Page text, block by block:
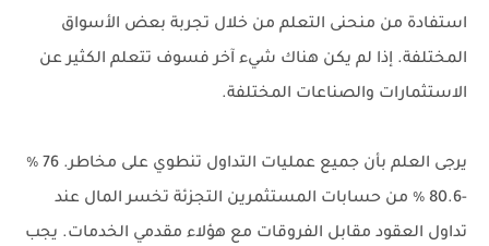
استفادة من منحنى التعلم من خلال تجربة بعض الأسواق
المختلفة. إذا لم يكن هناك شيء آخر فسوف تتعلم الكثير عن
الاستثمارات والصناعات المختلفة.
يرجى العلم بأن جميع عمليات التداول تنطوي على مخاطر. 76 ٪
-80.6 ٪ من حسابات المستثمرين التجزئة تخسر المال عند
تداول العقود مقابل الفروقات مع هؤلاء مقدمي الخدمات. يجب